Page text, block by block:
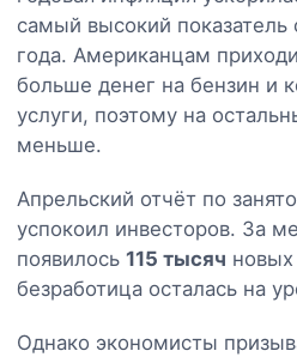
самый высокий показатель
года. Американцам
больше денег на бензин и
услуги, поэтому на
меньше.
Апрельский отчёт по
успокоил инвесторов. За
появилось 115 тысяч
безработица осталась на
Однако экономисты